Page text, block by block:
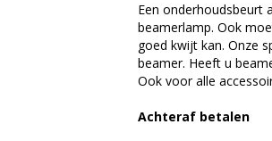
Een onderhoudsbeurt
beamerlamp. Ook
goed kwijt kan. Onze
beamer. Heeft u
Ook voor alle
Achteraf betalen